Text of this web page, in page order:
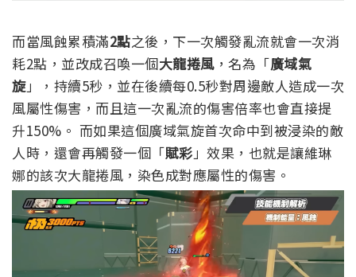
而當風蝕累積滿2點之後，下一次觸發亂流就會一次消
耗2點，並改成召喚一個大龍捲風，名為「廣域氣
旋」，持續5秒，並在後續每0.5秒對周邊敵人造成一次
風屬性傷害，而且這一次亂流的傷害倍率也會直接提
升150%。 而如果這個廣域氣旋首次命中到被浸染的敵
人時，還會再觸發一個「賦彩 」效果，也就是讓維琳
娜的該次大龍捲風，染色成對應屬性的傷害。